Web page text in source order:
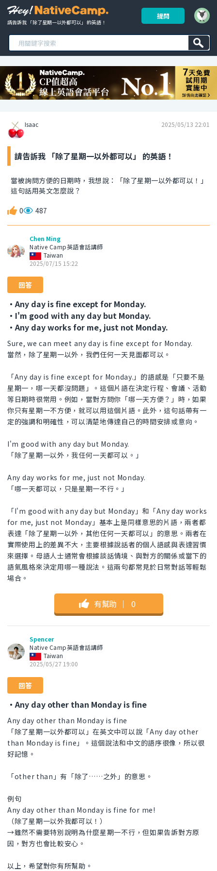
請告訴我 「除了星期一以外都可以」 的英語！
提問
Isaac 2025/05/13 22:01
請告訴我 「除了星期一以外都可以」 的英語！
當被詢問方便的日期時，我想說：「除了星期一以外都可以！」
這句話用英文怎麼說？
0 487
Chen Ming
Native Camp英語會話講師
Taiwan
2025/07/15 15:22
回答
・Any day is fine except for Monday.
・I'm good with any day but Monday.
・Any day works for me, just not Monday.
Sure, we can meet any day is fine except for Monday.
當然，除了星期一以外，我們任何一天見面都可以。
「Any day is fine except for Monday.」的語感是「只要不是
星期一，哪一天都沒問題」。這個片語在決定行程、會議、活動
等日期時很常用。例如，當對方問你「哪一天方便？」時，如果
你只有星期一不方便，就可以用這個片語。此外，這句話帶有一
定的強調和明確性，可以清楚地傳達自己的時間安排或意向。
I'm good with any day but Monday.
「除了星期一以外，我任何一天都可以。」
Any day works for me, just not Monday.
「哪一天都可以，只是星期一不行。」
「I'm good with any day but Monday」和「Any day works
for me, just not Monday」基本上是同樣意思的片語，兩者都
表達「除了星期一以外，其他任何一天都可以」的意思。兩者在
實際使用上的差異不大，主要根據說話者的個人語感與表達習慣
來選擇。母語人士通常會根據談話情境、與對方的關係或當下的
語氣風格來決定用哪一種說法。這兩句都常見於日常對話等輕鬆
場合。
有幫助 ｜ 0
Spencer
Native Camp英語會話講師
Taiwan
2025/05/27 19:00
回答
・Any day other than Monday is fine
Any day other than Monday is fine
「除了星期一以外都可以」在英文中可以說「Any day other
than Monday is fine」。這個說法和中文的語序很像，所以很
好記憶。
「other than」有「除了……之外」的意思。
例句
Any day other than Monday is fine for me!
（除了星期一以外我都可以！）
→雖然不需要特別說明為什麼星期一不行，但如果告訴對方原
因，對方也會比較安心。
以上，希望對你有所幫助。